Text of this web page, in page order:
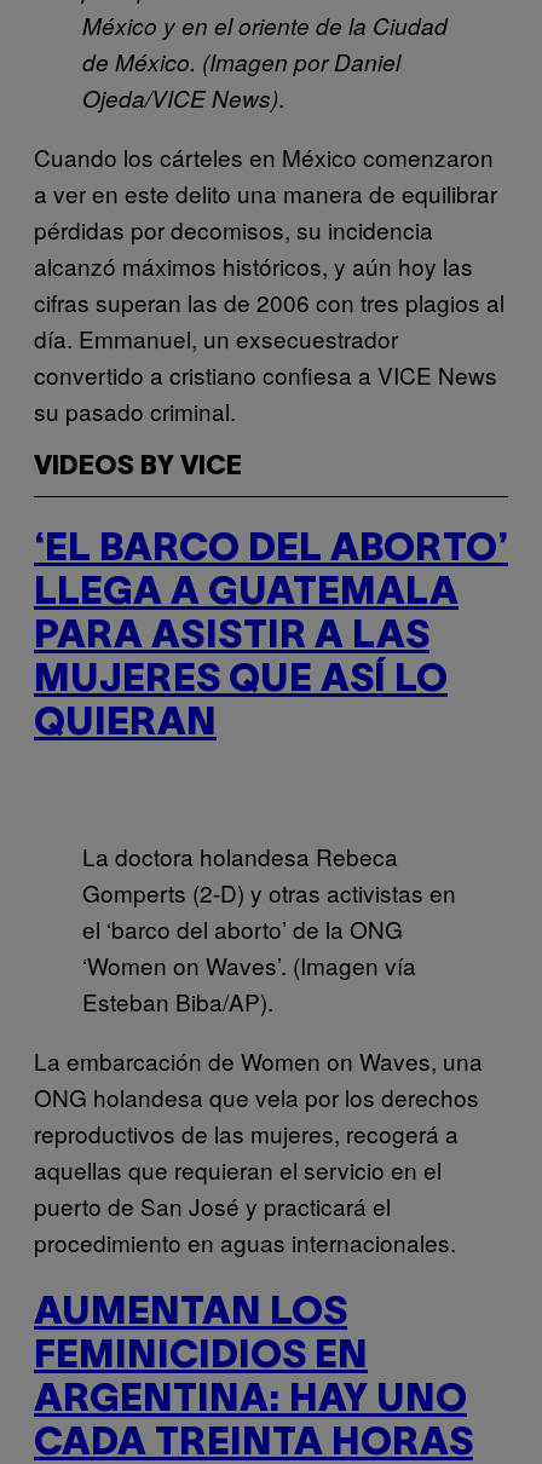
México y en el oriente de la Ciudad
de México. (Imagen por Daniel
Ojeda/VICE News).
Cuando los cárteles en México comenzaron
a ver en este delito una manera de equilibrar
pérdidas por decomisos, su incidencia
alcanzó máximos históricos, y aún hoy las
cifras superan las de 2006 con tres plagios al
día. Emmanuel, un exsecuestrador
convertido a cristiano confiesa a VICE News
su pasado criminal.
VIDEOS BY VICE
‘EL BARCO DEL ABORTO’
LLEGA A GUATEMALA
PARA ASISTIR A LAS
MUJERES QUE ASÍ LO
QUIERAN
La doctora holandesa Rebeca
Gomperts (2-D) y otras activistas en
el ‘barco del aborto’ de la ONG
‘Women on Waves’. (Imagen vía
Esteban Biba/AP).
La embarcación de Women on Waves, una
ONG holandesa que vela por los derechos
reproductivos de las mujeres, recogerá a
aquellas que requieran el servicio en el
puerto de San José y practicará el
procedimiento en aguas internacionales.
AUMENTAN LOS
FEMINICIDIOS EN
ARGENTINA: HAY UNO
CADA TREINTA HORAS